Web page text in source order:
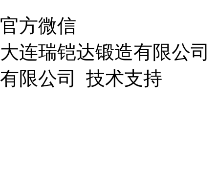
官方微信
大连瑞铠达锻造有限公
有限公司
技术支持